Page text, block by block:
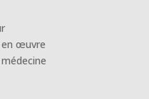
en œuvre